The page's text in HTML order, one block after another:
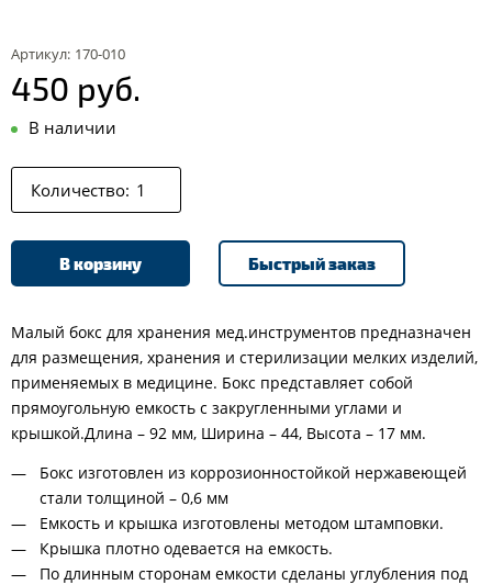
Артикул: 170-010
450 руб.
В наличии
Количество:
В корзину Быстрый заказ
Малый бокс для хранения мед.инструментов предназначен
для размещения, хранения и стерилизации мелких изделий,
применяемых в медицине. Бокс представляет собой
прямоугольную емкость с закругленными углами и
крышкой.Длина – 92 мм, Ширина – 44, Высота – 17 мм.
Бокс изготовлен из коррозионностойкой нержавеющей
стали толщиной – 0,6 мм
Емкость и крышка изготовлены методом штамповки.
Крышка плотно одевается на емкость.
По длинным сторонам емкости сделаны углубления под